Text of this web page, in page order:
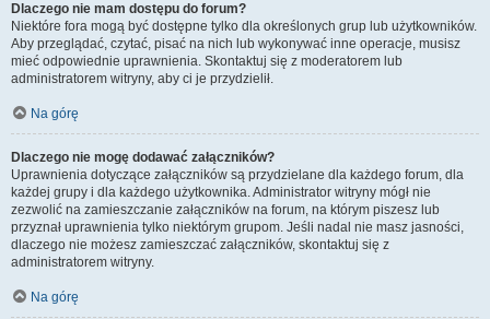
Dlaczego nie mam dostępu do forum?
Niektóre fora mogą być dostępne tylko dla określonych grup lub użytkowników.
Aby przeglądać, czytać, pisać na nich lub wykonywać inne operacje, musisz
mieć odpowiednie uprawnienia. Skontaktuj się z moderatorem lub
administratorem witryny, aby ci je przydzielił.
Na górę
Dlaczego nie mogę dodawać załączników?
Uprawnienia dotyczące załączników są przydzielane dla każdego forum, dla
każdej grupy i dla każdego użytkownika. Administrator witryny mógł nie
zezwolić na zamieszczanie załączników na forum, na którym piszesz lub
przyznał uprawnienia tylko niektórym grupom. Jeśli nadal nie masz jasności,
dlaczego nie możesz zamieszczać załączników, skontaktuj się z
administratorem witryny.
Na górę